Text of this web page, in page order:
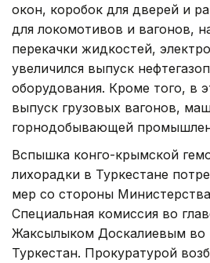
окон, коробок для дверей и
для локомотивов и вагонов,
перекачки жидкостей,
увеличился выпуск
оборудования. Кроме того, в
выпуск грузовых вагонов,
горнодобывающей
Вспышка конго-крымской
лихорадки в Туркестане
мер со стороны
Специальная комиссия во
Жаксылыком Доскалиевым во
Туркестан. Прокуратурой